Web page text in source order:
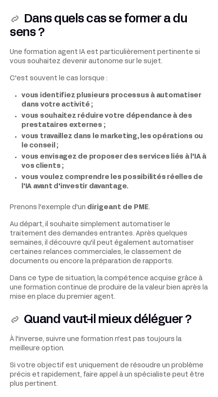
Dans quels cas se former a du
sens ?
Une formation agent IA est particulièrement pertinente si
vous souhaitez devenir autonome sur le sujet.
C'est souvent le cas lorsque :
vous identifiez plusieurs processus à automatiser
dans votre activité ;
vous souhaitez réduire votre dépendance à des
prestataires externes ;
vous travaillez dans le marketing, les opérations ou
le conseil ;
vous envisagez de proposer des services liés à l'IA à
vos clients ;
vous voulez comprendre les possibilités réelles de
l'IA avant d'investir davantage.
Prenons l'exemple d'un dirigeant de PME
Au départ, il souhaite simplement automatiser le
traitement des demandes entrantes. Après quelques
semaines, il découvre qu'il peut également automatiser
certaines relances commerciales, le classement de
documents ou encore la préparation de rapports.
Dans ce type de situation, la compétence acquise grâce à
une formation continue de produire de la valeur bien après la
mise en place du premier agent.
Quand vaut-il mieux déléguer ?
À l'inverse, suivre une formation n'est pas toujours la
meilleure option.
Si votre objectif est uniquement de résoudre un problème
précis et rapidement, faire appel à un spécialiste peut être
plus pertinent.